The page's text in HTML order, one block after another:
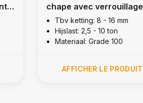
chape avec verrouillage
Grip, Grade 100
Tbv ketting: 8 - 16 mm
Hijslast: 2,5 - 10 ton
Materiaal: Grade 100
AFFICHER LE PRODUIT